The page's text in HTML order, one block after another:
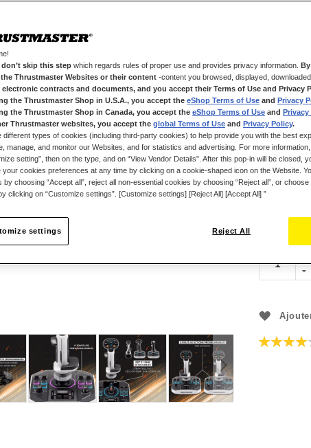
cet
maîtriser
Ses 6
manettes
piloter
boutons,
2 HOSAS
de main.
Profitez du
setup
amovibles
aux bases
Évaluation:
don’t skip this step which regards rules of proper use and provides privacy information.
Thrustmaster Websites or their content -content you browsed, displayed,
electronic contracts and documents, and you accept their Terms of Use and Privacy
the Thrustmaster Shop in U.S.A., you accept the eShop Terms of Use and Privacy
the Thrustmaster Shop in Canada, you accept the eShop Terms of Use and Privacy
Thrustmaster websites, you accept the global Terms of Use and Privacy Policy.
different types of cookies (including third-party cookies) to help provide you with the best
manage, and monitor our Websites, and for statistics and advertising. For more
setting”, then on the type, and on “View Vendor Details”. After this pop-in will be closed,
your cookies preferences at any time by clicking on a cookie-shaped icon on the Website.
by choosing “Accept all”, reject all non-essential cookies by choosing “Reject all”, or
clicking on “Customize settings”. [Customize settings] [Reject All] [Accept All] ”
Reject All
settings